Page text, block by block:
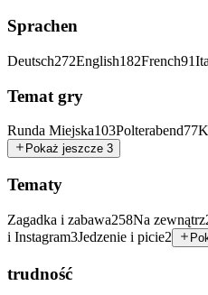
Sprachen
Deutsch272English182French91
Temat gry
Runda Miejska103Polterabend77
Pokaż jeszcze 3
Tematy
Zagadka i zabawa258Na zewnątrz
i Instagram3Jedzenie i picie2
trudność